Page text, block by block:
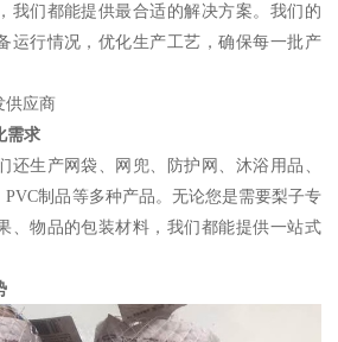
我们都能提供最合适的解决方案。我们的
运行情况，优化生产工艺，确保每一批产
供应商
需求
还生产网袋、网兜、防护网、沐浴用品、
制品等多种产品。无论您是需要梨子专
、物品的包装材料，我们都能提供一站式